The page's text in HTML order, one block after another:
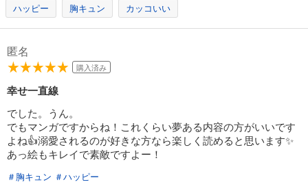
ハッピー 胸キュン カッコいい
匿名
購入済み
幸せ一直線
でした。うん。
でもマンガですからね！これくらい夢ある内容の方がいいです
よね👍溺愛されるのが好きな方なら楽しく読めると思います✨
あっ絵もキレイで素敵ですよー！
＃胸キュン ＃ハッピー